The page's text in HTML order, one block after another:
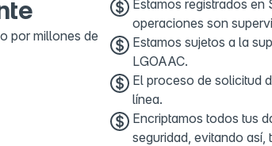
por millones de
Estamos registrados en
operaciones son
Estamos sujetos a la
LGOAAC.
El proceso de solicitud
línea.
Encriptamos todos tus
seguridad, evitando